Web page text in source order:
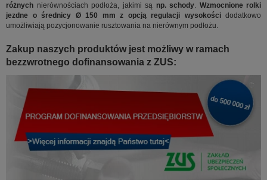
różnych nierównościach podłoża, jakimi są np. schody. Wzmocnione rolki
jezdne o średnicy Ø 150 mm z opcją regulacji wysokościdodatkowo
umożliwiają pozycjonowanie rusztowania na nierównym podłożu.
Zakup naszych produktów jest możliwy w ramach
bezzwrotnego dofinansowania z ZUS: